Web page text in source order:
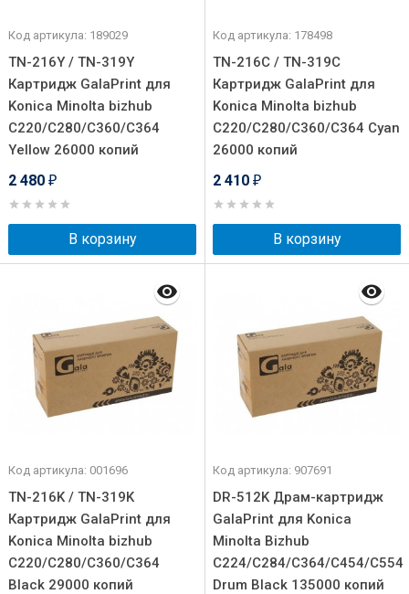
Код артикула: 189029
TN-216Y / TN-319Y
Картридж GalaPrint для
Konica Minolta bizhub
C220/C280/C360/C364
Yellow 26000 копий
2 480 ₽
В корзину
Код артикула: 178498
TN-216C / TN-319C
Картридж GalaPrint для
Konica Minolta bizhub
C220/C280/C360/C364 Cyan
26000 копий
2 410 ₽
В корзину
Код артикула: 001696
TN-216K / TN-319K
Картридж GalaPrint для
Konica Minolta bizhub
C220/C280/C360/C364
Black 29000 копий
Код артикула: 907691
DR-512K Драм-картридж
GalaPrint для Konica
Minolta Bizhub
C224/C284/C364/C454/C554
Drum Black 135000 копий